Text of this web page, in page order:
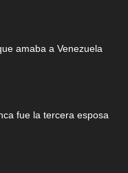
amaba a Venezuela
fue la tercera esposa